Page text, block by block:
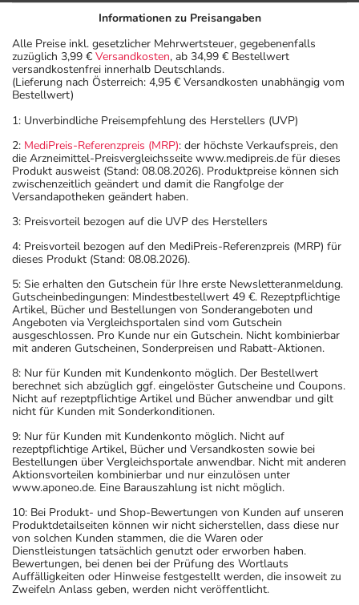
Aufbewahrung
Wichtige Hinweise
Was sollten Sie beachten?
bestimmungsgemäßem Gebrauch beeinträchtigt sein.
Achten Sie vor allem darauf, wenn Sie am Straßenverkehr
teilnehmen oder Maschinen (auch im Haushalt) bedienen,
mit denen Sie sich verletzen können.
- Durch plötzliches Absetzen können Probleme oder
Beschwerden auftreten. Deshalb sollte die Behandlung
langsam, das heißt mit einem schrittweisen
Ausschleichen der Dosis, beendet werden. Lassen Sie
sich dazu am besten von Ihrem Arzt oder Apotheker
beraten.
- Dieses Arzneimittel enthält Stoffe, die unter
Umständen als Dopingstoffe eingeordnet werden
können. Fragen Sie dazu Ihren Arzt oder Apotheker.
- Vorsicht bei Allergie gegen Betablocker!
- Vorsicht bei Allergie gegen Bindemittel (z.B.
Carboxymethylcellulose mit der E-Nummer E 466)!
- Vorsicht bei Allergie gegen Propylenglykol und ähnliche
Stoffe!
- Vorsicht bei Allergie gegen Polyethylenglykol(PEG)-
haltige Stoffe!
- Vorsicht bei Allergie gegen Maisstärke!
- Vorsicht bei einer Unverträglichkeit gegenüber Lactose.
Wenn Sie eine Diabetes-Diät einhalten müssen, sollten
Sie den Zuckergehalt berücksichtigen.
- Es kann Arzneimittel geben, mit denen
Informationen zu Preisangaben
Alle Preise inkl. gesetzlicher Mehrwertsteuer, gegebenenfalls
zuzüglich 3,99 € Versandkosten, ab 34,99 € Bestellwert
versandkostenfrei innerhalb Deutschlands.
(Lieferung nach Österreich: 4,95 € Versandkosten unabhängig vom
Bestellwert)
1: Unverbindliche Preisempfehlung des Herstellers (UVP)
2: MediPreis-Referenzpreis (MRP): der höchste Verkaufspreis, den
die Arzneimittel-Preisvergleichsseite www.medipreis.de für dieses
Produkt ausweist (Stand: 08.08.2026). Produktpreise können sich
zwischenzeitlich geändert und damit die Rangfolge der
Versandapotheken geändert haben.
3: Preisvorteil bezogen auf die UVP des Herstellers
4: Preisvorteil bezogen auf den MediPreis-Referenzpreis (MRP) für
dieses Produkt (Stand: 08.08.2026).
5: Sie erhalten den Gutschein für Ihre erste Newsletteranmeldung.
Gutscheinbedingungen: Mindestbestellwert 49 €. Rezeptpflichtige
Artikel, Bücher und Bestellungen von Sonderangeboten und
Angeboten via Vergleichsportalen sind vom Gutschein
ausgeschlossen. Pro Kunde nur ein Gutschein. Nicht kombinierbar
mit anderen Gutscheinen, Sonderpreisen und Rabatt-Aktionen.
8: Nur für Kunden mit Kundenkonto möglich. Der Bestellwert
berechnet sich abzüglich ggf. eingelöster Gutscheine und Coupons.
Nicht auf rezeptpflichtige Artikel und Bücher anwendbar und gilt
nicht für Kunden mit Sonderkonditionen.
9: Nur für Kunden mit Kundenkonto möglich. Nicht auf
rezeptpflichtige Artikel, Bücher und Versandkosten sowie bei
Bestellungen über Vergleichsportale anwendbar. Nicht mit anderen
Aktionsvorteilen kombinierbar und nur einzulösen unter
www.aponeo.de. Eine Barauszahlung ist nicht möglich.
10: Bei Produkt- und Shop-Bewertungen von Kunden auf unseren
Produktdetailseiten können wir nicht sicherstellen, dass diese nur
von solchen Kunden stammen, die die Waren oder
Dienstleistungen tatsächlich genutzt oder erworben haben.
Bewertungen, bei denen bei der Prüfung des Wortlauts
Auffälligkeiten oder Hinweise festgestellt werden, die insoweit zu
Zweifeln Anlass geben, werden nicht veröffentlicht.